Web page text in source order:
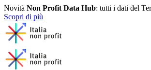
Novità Non Profit Data Hub: tutti i dati del
Scopri di più